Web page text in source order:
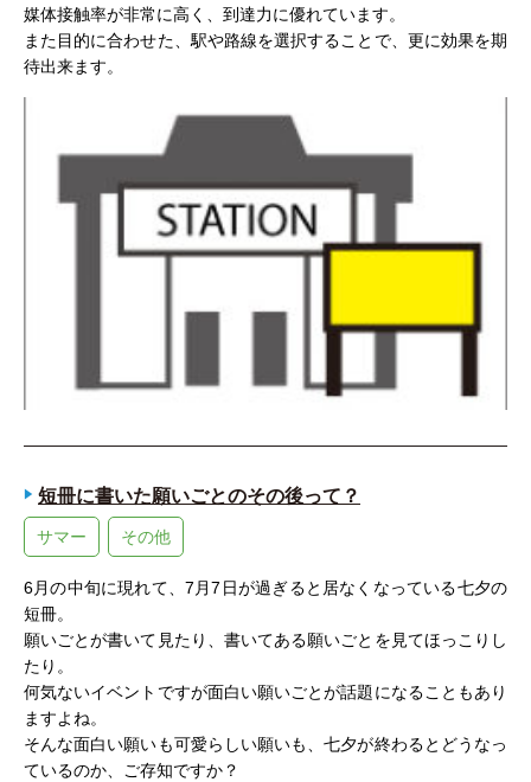
媒体接触率が非常に高く、到達力に優れています。
また目的に合わせた、駅や路線を選択することで、更に効果を期
待出来ます。
短冊に書いた願いごとのその後って？
サマー その他
6月の中旬に現れて、7月7日が過ぎると居なくなっている七夕の
短冊。
願いごとが書いて見たり、書いてある願いごとを見てほっこりし
たり。
何気ないイベントですが面白い願いごとが話題になることもあり
ますよね。
そんな面白い願いも可愛らしい願いも、七夕が終わるとどうなっ
ているのか、ご存知ですか？